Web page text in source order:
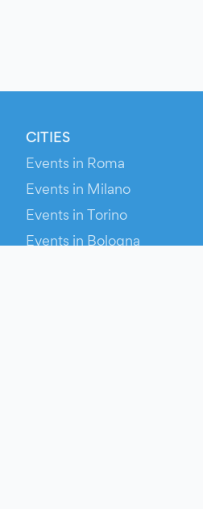
CITIES
Events in Roma
Events in Milano
Events in Torino
Events in Bologna